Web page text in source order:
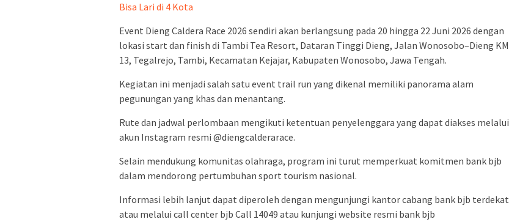
Bisa Lari di 4 Kota
Event Dieng Caldera Race 2026 sendiri akan berlangsung pada 20 hingga 22 Juni 2026 dengan
lokasi start dan finish di Tambi Tea Resort, Dataran Tinggi Dieng, Jalan Wonosobo–Dieng KM
13, Tegalrejo, Tambi, Kecamatan Kejajar, Kabupaten Wonosobo, Jawa Tengah.
Kegiatan ini menjadi salah satu event trail run yang dikenal memiliki panorama alam
pegunungan yang khas dan menantang.
Rute dan jadwal perlombaan mengikuti ketentuan penyelenggara yang dapat diakses melalui
akun Instagram resmi @diengcalderarace.
Selain mendukung komunitas olahraga, program ini turut memperkuat komitmen bank bjb
dalam mendorong pertumbuhan sport tourism nasional.
Informasi lebih lanjut dapat diperoleh dengan mengunjungi kantor cabang bank bjb terdekat
atau melalui call center bjb Call 14049 atau kunjungi website resmi bank bjb